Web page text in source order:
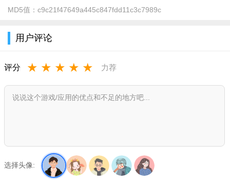
2、收集很多好听的音乐歌曲，您可以免费收听和播放；
励。
我爱记歌词特色：
自己的记忆；
要听到的东西；
MD5值： c9c21f47649a445c847fdd11c3c7989c
用户评论
评分 ★ ★ ★ ★ ★ 力荐
选择头像: